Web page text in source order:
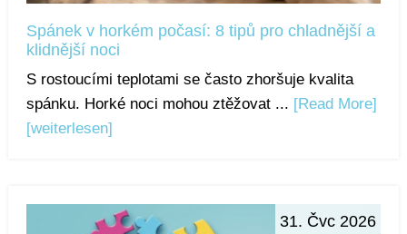
Spánek v horkém počasí: 8 tipů pro chladnější a
klidnější noci
S rostoucími teplotami se často zhoršuje kvalita
spánku. Horké noci mohou ztěžovat ... [Read More]
[weiterlesen]
31. Čvc 2026